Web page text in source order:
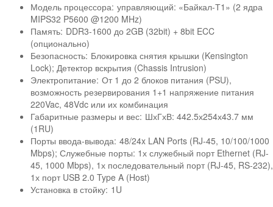
Модель процессора: управляющий: «Байкал-Т1» (2 ядра
MIPS32 P5600 @1200 MHz)
Память: DDR3-1600 до 2GB (32bit) + 8bit ECC
(опционально)
Безопасность: Блокировка снятия крышки (Kensington
Lock); Детектор вскрытия (Chassis Intrusion)
Электропитание: От 1 до 2 блоков питания (PSU),
возможность резервирования 1+1 напряжение питания
220Vac, 48Vdc или их комбинация
Габаритные размеры и вес: ШхГхВ: 442.5х254х43.7 мм
(1RU)
Порты ввода-вывода: 48/24x LAN Ports (RJ-45, 10/100/1000
Mbps); Служебные порты: 1х служебный порт Ethernet (RJ-
45, 1000 Mbps), 1х последовательный порт (RJ-45, RS-232),
1х порт USB 2.0 Type A (Host)
Установка в стойку: 1U